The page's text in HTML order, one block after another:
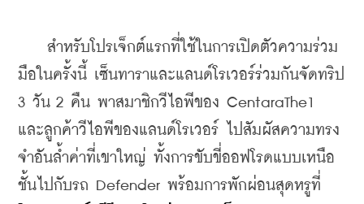
สำหรับโปรเจ็กต์แรกที่ใช้ในการเปิดตัวความร่วม
มือในครั้งนี้ เซ็นทาราและแลนด์โรเวอร์ร่วมกันจัดทริป
3 วัน 2 คืน พาสมาชิกวีไอพีของ CentaraThe1
และลูกค้าวีไอพีของแลนด์โรเวอร์ ไปสัมผัสความทรง
จำอันล้ำค่าที่เขาใหญ่ ทั้งการขับขี่ออฟโรดแบบเหนือ
ชั้นไปกับรถ Defender พร้อมการพักผ่อนสุดหรูที่